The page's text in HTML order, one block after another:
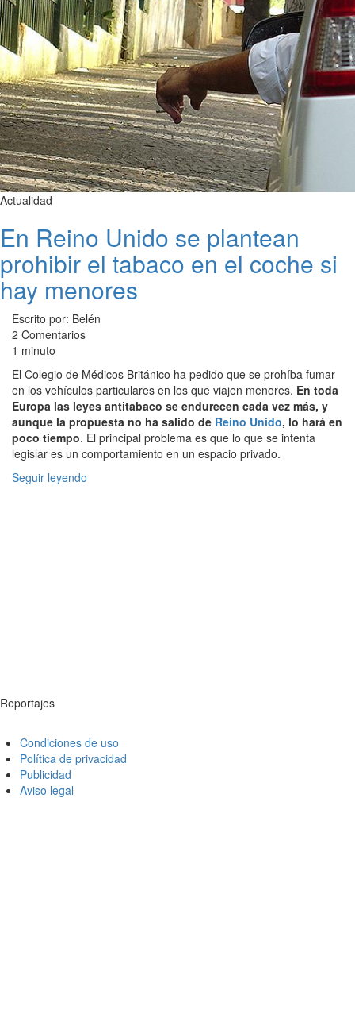
Actualidad
En Reino Unido se plantean
prohibir el tabaco en el coche si
hay menores
Escrito por: Belén
2 Comentarios
1 minuto
El Colegio de Médicos Británico ha pedido que se prohíba fumar
en los vehículos particulares en los que viajen menores. En toda
Europa las leyes antitabaco se endurecen cada vez más, y
aunque la propuesta no ha salido de Reino Unido, lo hará en
poco tiempo. El principal problema es que lo que se intenta
legislar es un comportamiento en un espacio privado.
Seguir leyendo
Reportajes
Condiciones de uso
Política de privacidad
Publicidad
Aviso legal